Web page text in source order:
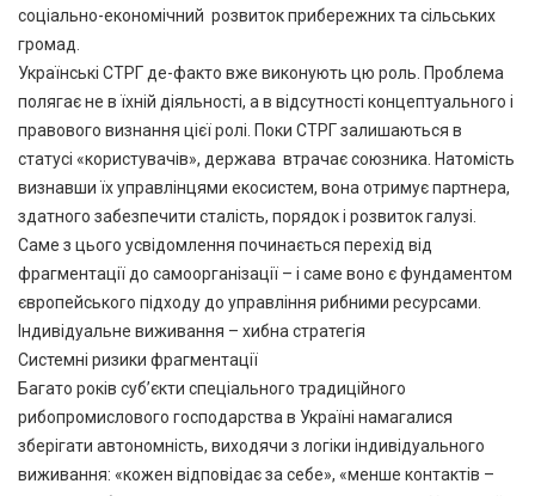
соціально-економічний розвиток прибережних та сільських
громад.
Українські СТРГ де-факто вже виконують цю роль. Проблема
полягає не в їхній діяльності, а в відсутності концептуального і
правового визнання цієї ролі. Поки СТРГ залишаються в
статусі «користувачів», держава втрачає союзника. Натомість
визнавши їх управлінцями екосистем, вона отримує партнера,
здатного забезпечити сталість, порядок і розвиток галузі.
Саме з цього усвідомлення починається перехід від
фрагментації до самоорганізації – і саме воно є фундаментом
європейського підходу до управління рибними ресурсами.
Індивідуальне виживання – хибна стратегія
Системні ризики фрагментації
Багато років суб’єкти спеціального традиційного
рибопромислового господарства в Україні намагалися
зберігати автономність, виходячи з логіки індивідуального
виживання: «кожен відповідає за себе», «менше контактів –